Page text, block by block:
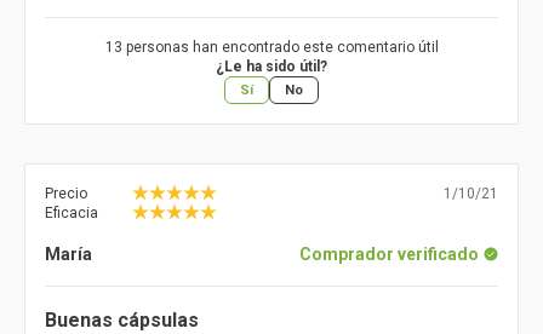
13 personas han encontrado este comentario útil
¿Le ha sido útil?
Sí No
Precio
Eficacia
1/10/21
María Comprador verificado
Buenas cápsulas